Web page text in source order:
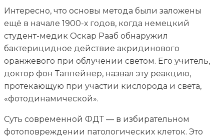
Интересно, что основы метода были заложены
ещё в начале 1900-х годов, когда немецкий
студент-медик Оскар Рааб обнаружил
бактерицидное действие акридинового
оранжевого при облучении светом. Его учитель,
доктор фон Таппейнер, назвал эту реакцию,
протекающую при участии кислорода и света,
«фотодинамической».
Суть современной ФДТ — в избирательном
фотоповреждении патологических клеток. Это